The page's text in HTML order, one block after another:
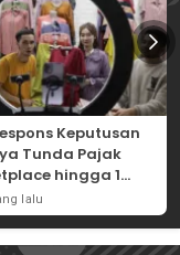
Keputusan
Tunda Pajak
hingga 1
2026
lalu